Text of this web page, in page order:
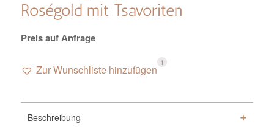
Roségold mit Tsavoriten
Preis auf Anfrage
Zur Wunschliste hinzufügen
1
Beschreibung